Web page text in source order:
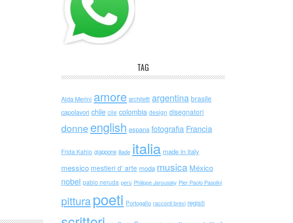
TAG
Alda Merini amore architetti argentina brasile
capolavori chile cile colombia design disegnatori
donne english espana fotografia Francia
Frida Kahlo giappone iliade italia made in italy
messico mestieri d' arte moda musica México
nobel pablo neruda perù Philippe Jaroussky Pier Paolo Pasolini
pitturapoeti Portogallo racconti brevi registi